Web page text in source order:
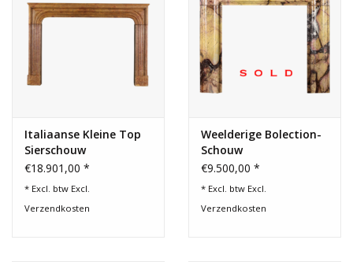
Italiaanse Kleine Top
Sierschouw
€18.901,00 *
* Excl. btw Excl.
Verzendkosten
Weelderige Bolection-
Schouw
€9.500,00 *
* Excl. btw Excl.
Verzendkosten